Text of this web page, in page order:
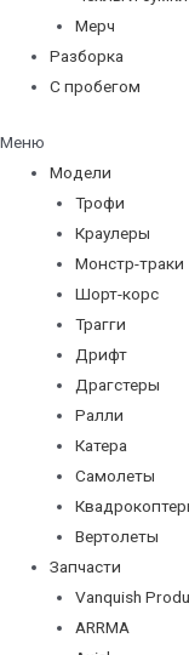
Мерч
Разборка
С пробегом
Меню
Модели
Трофи
Краулеры
Монстр-траки
Шорт-корс
Трагги
Дрифт
Драгстеры
Ралли
Катера
Самолеты
Вертолеты
Запчасти
Vanquish
ARRMA